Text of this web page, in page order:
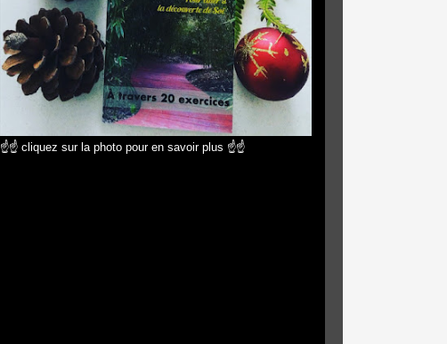
☝☝ cliquez sur la photo pour en savoir plus ☝☝